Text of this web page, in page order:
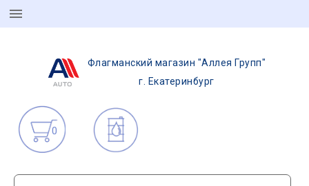
Флагманский магазин "Аллея Групп"
г. Екатеринбург
0